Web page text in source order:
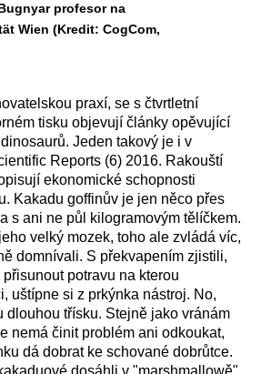
profesor na
Wien (Kredit: CogCom,
praxí, se s čtvrtletní
tisku objevují články opěvující
Jeden takový je i v
Reports (6) 2016. Rakouští
ekonomické schopnosti
Kakadu goffinův je jen něco přes
s ani ne půl kilogramovým tělíčkem.
velký mozek, toho ale zvládá víc,
domnívali. S překvapením zjistili,
potravu na kterou
uštípne si z prkýnka nástroj. No,
dlouhou třísku. Stejně jako vránám
nemá činit problém ani odkoukat,
dá dobrat ke schované dobrůtce.
dosáhli v "marshmallowě"